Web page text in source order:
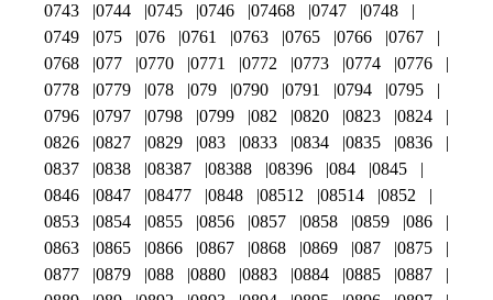
0743
0744 0745 0746 07468 0747
0748
0749
075 076 0761 0763 0765 0766
0767
0768
077 0770 0771 0772 0773 0774
0776
0778
0779 078 079 0790 0791 0794
0795
0796
0797 0798 0799 082 0820 0823
0824
0826
0827 0829 083 0833 0834 0835
0836
0837
0838 08387 08388 08396 084
0845
0846
0847 08477 0848 08512 08514
0852
0853
0854 0855 0856 0857 0858 0859
086
0863
0865 0866 0867 0868 0869 087
0875
0877
0879 088 0880 0883 0884 0885
0887